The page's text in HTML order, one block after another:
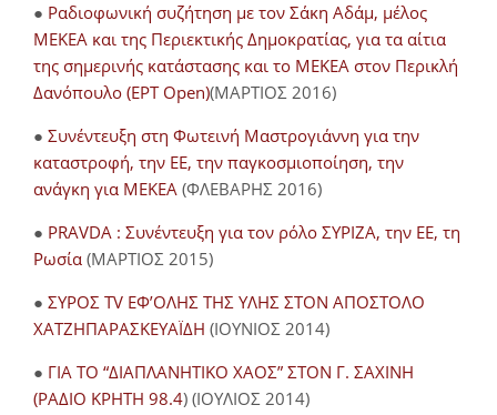
● Ραδιοφωνική συζήτηση με τον Σάκη Αδάμ, μέλος
ΜΕΚΕΑ και της Περιεκτικής Δημοκρατίας, για τα αίτια
της σημερινής κατάστασης και το ΜΕΚΕΑ στον Περικλή
Δανόπουλο (ΕΡΤ Open)(ΜΑΡΤΙΟΣ 2016)
● Συνέντευξη στη Φωτεινή Μαστρογιάννη για την
καταστροφή, την ΕΕ, την παγκοσμιοποίηση, την
ανάγκη για ΜΕΚΕΑ (ΦΛΕΒΑΡΗΣ 2016)
● PRAVDA : Συνέντευξη για τον ρόλο ΣΥΡΙΖΑ, την ΕΕ, τη
Ρωσία (ΜΑΡΤΙΟΣ 2015)
● ΣΥΡΟΣ TV ΕΦ’ΟΛΗΣ ΤΗΣ ΥΛΗΣ ΣΤΟΝ ΑΠΟΣΤΟΛΟ
ΧΑΤΖΗΠΑΡΑΣΚΕΥΑΪΔΗ (ΙΟΥΝΙΟΣ 2014)
● ΓΙΑ ΤΟ “ΔΙΑΠΛΑΝΗΤΙΚΟ ΧΑΟΣ” ΣΤΟΝ Γ. ΣΑΧΙΝΗ
(ΡΑΔΙΟ ΚΡΗΤΗ 98.4) (ΙΟΥΛΙΟΣ 2014)